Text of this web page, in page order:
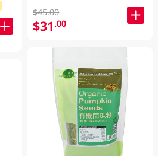
$45.00
$31.00